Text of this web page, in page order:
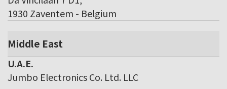
1930 Zaventem - Belgium
Middle East
U.A.E.
Jumbo Electronics Co. Ltd. LLC